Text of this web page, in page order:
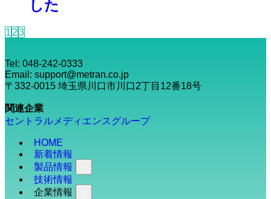
した
1 23
Tel: 048-242-0333
Email: support@metran.co.jp
〒332-0015 埼玉県川口市川口2丁目12番18号
関連企業
セントラルメディエンスグループ
HOME
新着情報
製品情報
技術情報
企業情報